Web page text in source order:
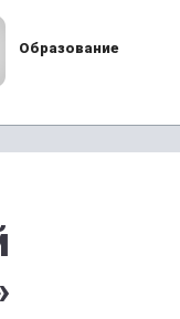
Образование